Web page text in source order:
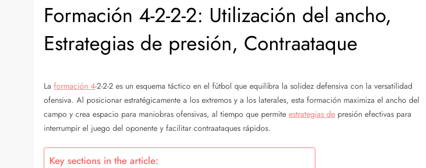
Formación 4-2-2-2: Utilización del ancho,
Estrategias de presión, Contraataque
Laformación 4-2-2-2 es un esquema táctico en el fútbol que equilibra la solidez defensiva con la versatilidad
ofensiva. Al posicionar estratégicamente a los extremos y a los laterales, esta formación maximiza el ancho del
campo y crea espacio para maniobras ofensivas, al tiempo que permiteestrategias de presión efectivas para
interrumpir el juego del oponente y facilitar contraataques rápidos.
Key sections in the article: